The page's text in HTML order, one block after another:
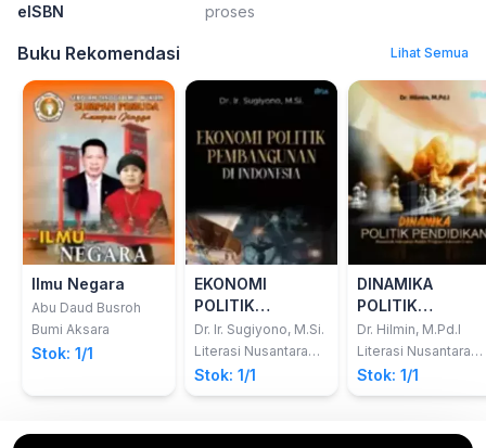
eISBN
proses
Buku Rekomendasi Lihat Semua
Ilmu Negara
Abu Daud Busroh
Bumi Aksara
Stok: 1/1
EKONOMI
POLITIK
PEMBANGUNAN
DI INDONESIA
Dr. Ir. Sugiyono, M.Si.
Literasi Nusantara
Abadi
Stok: 1/1
DINAMIKA
POLITIK
PENDIDIKAN
Menelisik
Kebijakan Publik
Program
Dr. Hilmin, M.Pd.I
Literasi Nusantara
Abadi
Stok: 1/1